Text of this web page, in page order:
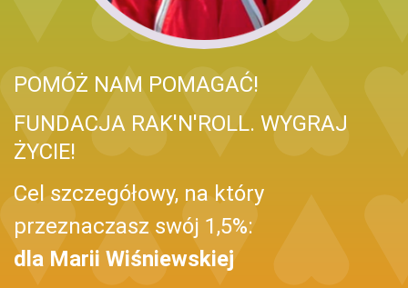
POMÓŻ NAM POMAGAĆ!
FUNDACJA RAK'N'ROLL. WYGRAJ
ŻYCIE!
Cel szczegółowy, na który
przeznaczasz swój 1,5%:
dla Marii Wiśniewskiej